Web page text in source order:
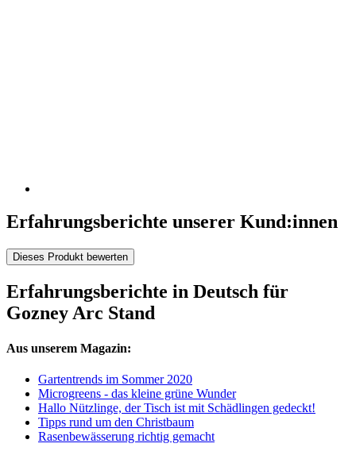
Erfahrungsberichte unserer Kund:innen
Dieses Produkt bewerten
Erfahrungsberichte in Deutsch für
Gozney Arc Stand
Aus unserem Magazin:
Gartentrends im Sommer 2020
Microgreens - das kleine grüne Wunder
Hallo Nützlinge, der Tisch ist mit Schädlingen gedeckt!
Tipps rund um den Christbaum
Rasenbewässerung richtig gemacht